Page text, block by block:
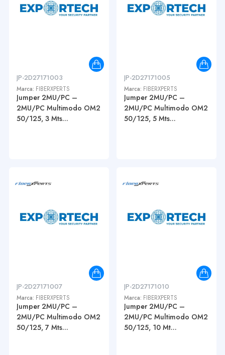
JP-2D27171003
Marca: FIBERXPERTS
Jumper 2MU/PC –
2MU/PC Multimodo OM2
50/125, 3 Mts...
JP-2D27171005
Marca: FIBERXPERTS
Jumper 2MU/PC –
2MU/PC Multimodo OM2
50/125, 5 Mts...
JP-2D27171007
Marca: FIBERXPERTS
Jumper 2MU/PC –
2MU/PC Multimodo OM2
50/125, 7 Mts...
JP-2D27171010
Marca: FIBERXPERTS
Jumper 2MU/PC –
2MU/PC Multimodo OM2
50/125, 10 Mt...